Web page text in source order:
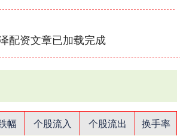
配资文章已加载完成
幅 个股流入 个股流出
换手率